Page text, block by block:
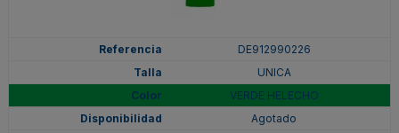
DE912990226
UNICA
VERDE HELECHO
Agotado